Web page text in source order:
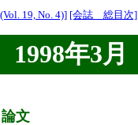
19, No. 4)] [会誌 総目次]
年3月
文